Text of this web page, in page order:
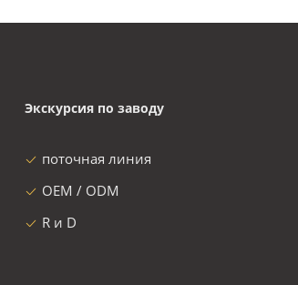
Экскурсия по заводу
поточная линия
OEM / ODM
R и D